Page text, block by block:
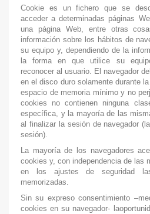
Cookie es un fichero que se
acceder a determinadas páginas
una página Web, entre otras
información sobre los hábitos de
su equipo y, dependiendo de la
la forma en que utilice su
reconocer al usuario. El navegador
en el disco duro solamente durante
espacio de memoria mínimo y no
cookies no contienen ninguna
específica, y la mayoría de las
al finalizar la sesión de navegador
sesión).
La mayoría de los navegadores
cookies y, con independencia de las
en los ajustes de seguridad
memorizadas.
Sin su expreso consentimiento
cookies en su navegador-